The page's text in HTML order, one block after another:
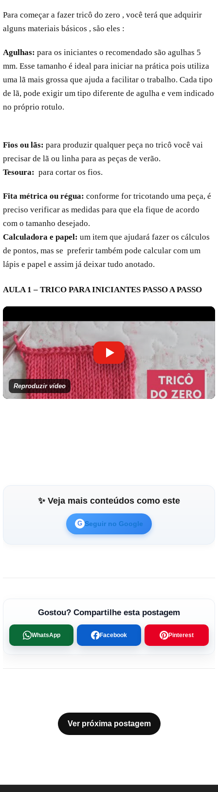
Para começar a fazer tricô do zero , você terá que adquirir
alguns materiais básicos , såo eles :
Agulhas: para os iniciantes o recomendado são agulhas 5
mm. Esse tamanho é ideal para iniciar na prática pois utiliza
uma lã mais grossa que ajuda a facilitar o trabalho. Cada tipo
de lã, pode exigir um tipo diferente de agulha e vem indicado
no próprio rotulo.
Fios ou lãs: para produzir qualquer peça no tricô você vai
precisar de lã ou linha para as peças de verão.
Tesoura: para cortar os fios.
Fita métrica ou régua: conforme for tricotando uma peça, é
preciso verificar as medidas para que ela fique de acordo
com o tamanho desejado.
Calculadora e papel: um item que ajudará fazer os cálculos
de pontos, mas se preferir também pode calcular com um
lápis e papel e assim já deixar tudo anotado.
AULA 1 – TRICO PARA INICIANTES PASSO A PASSO
Reproduzir vídeo
✨ Veja mais conteúdos como este
G Seguir no Google
Gostou? Compartilhe esta postagem
WhatsApp Facebook Pinterest
Ver próxima postagem